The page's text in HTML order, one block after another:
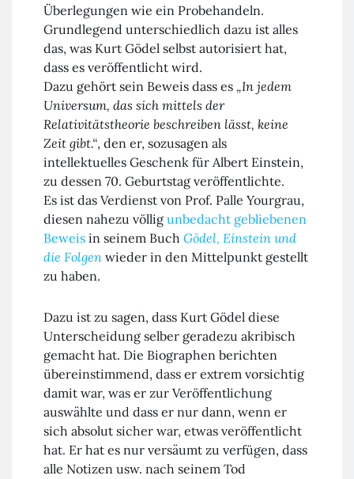
Überlegungen wie ein Probehandeln.
Grundlegend unterschiedlich dazu ist alles
das, was Kurt Gödel selbst autorisiert hat,
dass es veröffentlicht wird.
Dazu gehört sein Beweis dass es „In jedem
Universum, das sich mittels der
Relativitätstheorie beschreiben lässt, keine
Zeit gibt.“, den er, sozusagen als
intellektuelles Geschenk für Albert Einstein,
zu dessen 70. Geburtstag veröffentlichte.
Es ist das Verdienst von Prof. Palle Yourgrau,
diesen nahezu völlig unbedacht gebliebenen
Beweis in seinem Buch Gödel, Einstein und
die Folgen wieder in den Mittelpunkt gestellt
zu haben.
Dazu ist zu sagen, dass Kurt Gödel diese
Unterscheidung selber geradezu akribisch
gemacht hat. Die Biographen berichten
übereinstimmend, dass er extrem vorsichtig
damit war, was er zur Veröffentlichung
auswählte und dass er nur dann, wenn er
sich absolut sicher war, etwas veröffentlicht
hat. Er hat es nur versäumt zu verfügen, dass
alle Notizen usw. nach seinem Tod